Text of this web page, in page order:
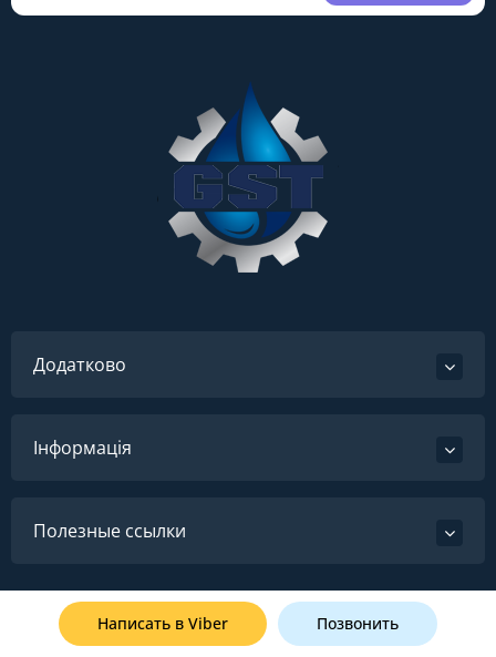
Написать в Viber Позвонить
Додатково
Інформація
Полезные ссылки
Ремонт імпортної гідравліки по всій Україні: Київ, Харків,
Івано-Франківськ, Маріуполь, Бердянськ, Вінниця, Львів,
Миколаїв, Запоріжжя, Полтава, Донецьк, Житомир,